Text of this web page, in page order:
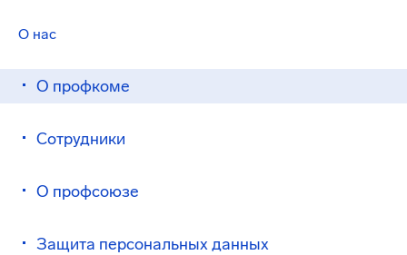
О нас
О профкоме
Сотрудники
О профсоюзе
Защита персональных данных